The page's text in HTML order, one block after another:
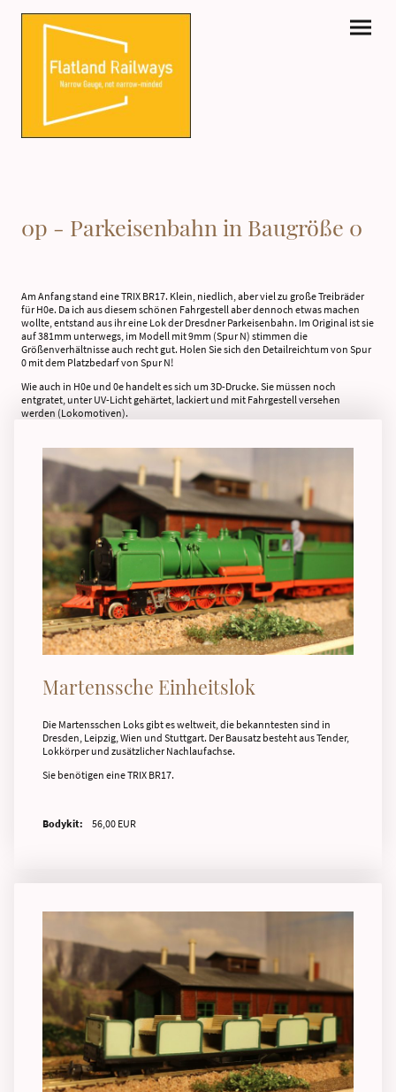
0p - Parkeisenbahn in Baugröße 0
Am Anfang stand eine TRIX BR17. Klein, niedlich, aber viel zu große Treibräder
für H0e. Da ich aus diesem schönen Fahrgestell aber dennoch etwas machen
wollte, entstand aus ihr eine Lok der Dresdner Parkeisenbahn. Im Original ist sie
auf 381mm unterwegs, im Modell mit 9mm (Spur N) stimmen die
Größenverhältnisse auch recht gut. Holen Sie sich den Detailreichtum von Spur
0 mit dem Platzbedarf von Spur N!
Wie auch in H0e und 0e handelt es sich um 3D-Drucke. Sie müssen noch
entgratet, unter UV-Licht gehärtet, lackiert und mit Fahrgestell versehen
werden (Lokomotiven).
Martenssche Einheitslok
Die Martensschen Loks gibt es weltweit, die bekanntesten sind in
Dresden, Leipzig, Wien und Stuttgart. Der Bausatz besteht aus Tender,
Lokkörper und zusätzlicher Nachlaufachse.
Sie benötigen eine TRIX BR17.
Bodykit: 56,00 EUR